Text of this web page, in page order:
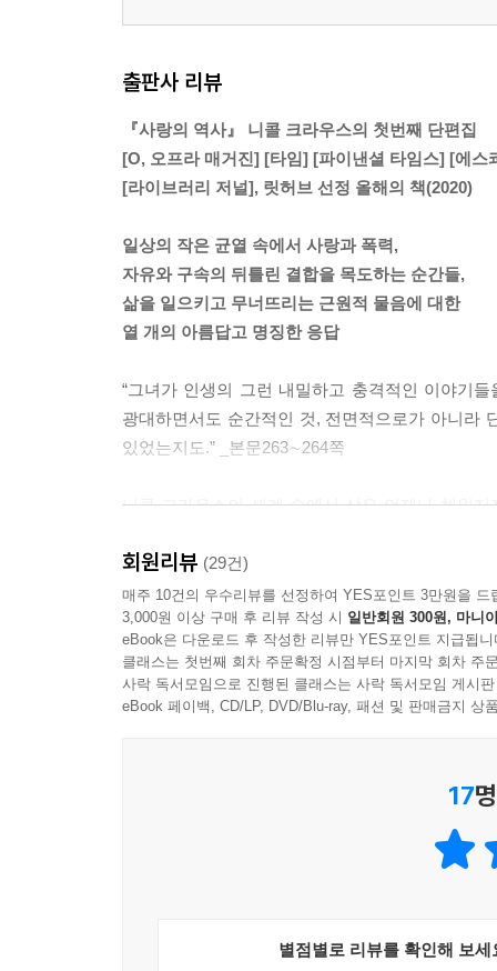
출판사 리뷰
『사랑의 역사』 니콜 크라우스의 첫번째 단편집
[O, 오프라 매거진] [타임] [파이낸셜 타임스] [에스
[라이브러리 저널], 릿허브 선정 올해의 책(2020)
일상의 작은 균열 속에서 사랑과 폭력,
자유와 구속의 뒤틀린 결합을 목도하는 순간들,
삶을 일으키고 무너뜨리는 근원적 물음에 대한
열 개의 아름답고 명징한 응답
“그녀가 인생의 그런 내밀하고 충격적인 이야기
광대하면서도 순간적인 것, 전면적으로가 아니라
있었는지도.” _본문263∼264쪽
니콜 크라우스의 세계 속에서 삶은 언제나 채워
크고 작은 흔적을 남기는 기묘하고 육중한 책상
교수가 등장인물들의 인생을 뒤흔드는 삶의 미
정체성과 삶의 방향을 결정지을 근본적이고 거대
생의 본질이 드러나는 장면들을 적나라하게 포착
자신에게 이해할 수 없는 존재로 남아 있던 그 소
수술 합병증으로 죽을 고비를 넘긴 노인은 평생
혼란에 빠진다. 「미래의 응급 사태」에서 일상
마치 제집처럼 그곳에 머무는 것을 보며 경악하
회원리뷰 (29건)
매주 10건의 우수리뷰를 선정하여 YES포인트 3만원을 드
3,000원 이상 구매 후 리뷰 작성 시 일반회원 300원, 마니
eBook은 다운로드 후 작성한 리뷰만 YES포인트 지급됩니
클래스는 첫번째 회차 주문확정 시점부터 마지막 회차 주
사락 독서모임으로 진행된 클래스는 사락 독서모임 게시
eBook 페이백, CD/LP, DVD/Blu-ray, 패션 및 판매금지 상
17
별점별로 리뷰를 확인해 보세